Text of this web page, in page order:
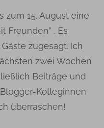
zum 15. August eine
Freunden” . Es
zugesagt. Ich
zwei Wochen
Beiträge und
Kolleginnen
überraschen!